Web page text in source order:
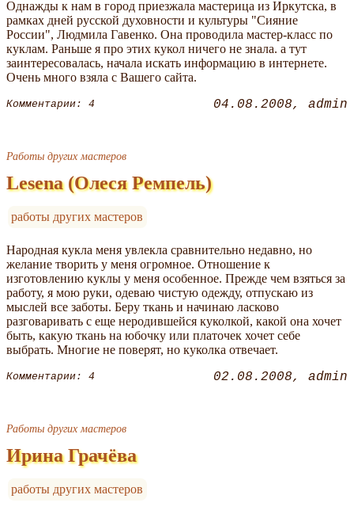
Однажды к нам в город приезжала мастерица из Иркутска, в
рамках дней русской духовности и культуры "Сияние
России", Людмила Гавенко. Она проводила мастер-класс по
куклам. Раньше я про этих кукол ничего не знала. а тут
заинтересовалась, начала искать информацию в интернете.
Очень много взяла с Вашего сайта.
Комментарии: 4 04.08.2008 admin
Работы других мастеров
Lesena (Олеся Ремпель)
работы других мастеров
Народная кукла меня увлекла сравнительно недавно, но
желание творить у меня огромное. Отношение к
изготовлению куклы у меня особенное. Прежде чем взяться за
работу, я мою руки, одеваю чистую одежду, отпускаю из
мыслей все заботы. Беру ткань и начинаю ласково
разговаривать с еще неродившейся куколкой, какой она хочет
быть, какую ткань на юбочку или платочек хочет себе
выбрать. Многие не поверят, но куколка отвечает.
Комментарии: 4 02.08.2008 admin
Работы других мастеров
Ирина Грачёва
работы других мастеров